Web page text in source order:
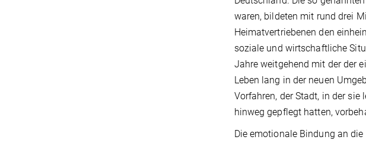
waren, bildeten mit rund drei
Heimatvertriebenen den
soziale und wirtschaftliche
Jahre weitgehend mit der der
Leben lang in der neuen
Vorfahren, der Stadt, in der
hinweg gepflegt hatten,
Die emotionale Bindung an